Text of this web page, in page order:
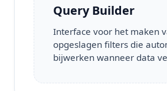
Query Builder
Interface voor het maken
opgeslagen filters die
bijwerken wanneer data